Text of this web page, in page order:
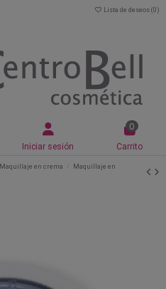
Lista de deseos (0 )
Iniciar sesión
0
Carrito
Maquillaje en crema
Maquillaje en